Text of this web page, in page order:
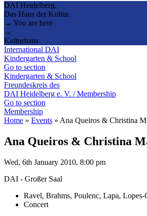
DAI Heidelberg.
Das Haus der Kultur.
→ You are here
→
Kulturhaus
International DAI
Kindergarten & School
Go to section
Kindergarten & School
Freundeskreis des
DAI Heidelberg e. V. / Membership
Go to section
Membership
Home » Events » Ana Queiros & Christina
Ana Queiros & Christina
Wed, 6th January 2010, 8:00 pm
DAI - Großer Saal
Ravel, Brahms, Poulenc, Lapa, Lopes-
Concert